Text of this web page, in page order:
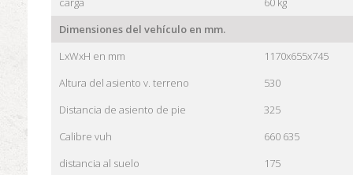
Dimensiones del vehículo en mm.
LxWxH en mm
1170x655x745
Altura del asiento v. terreno
530
Distancia de asiento de pie
325
Calibre vuh
660 635
distancia al suelo
175